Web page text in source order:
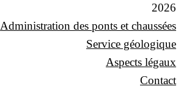
2026
Administration des ponts et chaussées
Service géologique
Aspects légaux
Contact